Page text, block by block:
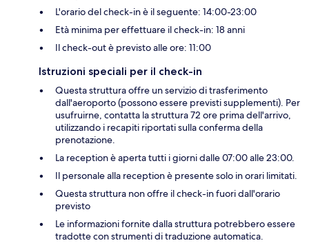
L'orario del check-in è il seguente: 14:00-23:00
Età minima per effettuare il check-in: 18 anni
Il check-out è previsto alle ore: 11:00
Istruzioni speciali per il check-in
Questa struttura offre un servizio di trasferimento
dall'aeroporto (possono essere previsti supplementi). Per
usufruirne, contatta la struttura 72 ore prima dell'arrivo,
utilizzando i recapiti riportati sulla conferma della
prenotazione.
La reception è aperta tutti i giorni dalle 07:00 alle 23:00.
Il personale alla reception è presente solo in orari limitati.
Questa struttura non offre il check-in fuori dall'orario
previsto
Le informazioni fornite dalla struttura potrebbero essere
tradotte con strumenti di traduzione automatica.